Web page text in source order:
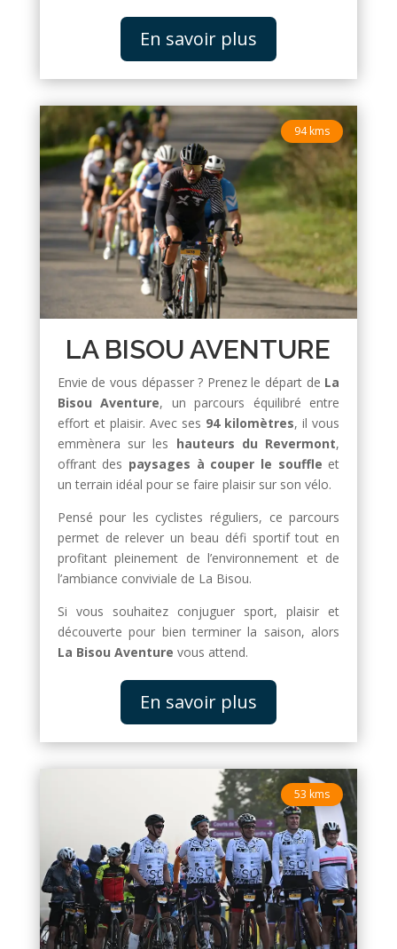
En savoir plus
94 kms
LA BISOU AVENTURE
Envie de vous dépasser ? Prenez le départ de La
Bisou Aventure, un parcours équilibré entre
effort et plaisir. Avec ses 94 kilomètres, il vous
emmènera sur les hauteurs du Revermont,
offrant des paysages à couper le souffle et
un terrain idéal pour se faire plaisir sur son vélo.
Pensé pour les cyclistes réguliers, ce parcours
permet de relever un beau défi sportif tout en
profitant pleinement de l’environnement et de
l’ambiance conviviale de La Bisou.
Si vous souhaitez conjuguer sport, plaisir et
découverte pour bien terminer la saison, alors
La Bisou Aventure vous attend.
En savoir plus
53 kms